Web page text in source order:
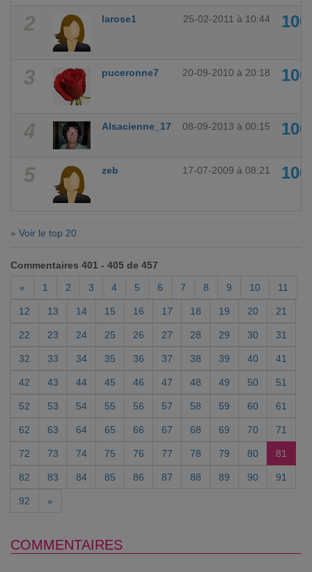
2 larose1 25-02-2011 à 10:44
3 puceronne7 20-09-2010 à 20:18
4 Alsacienne_17 08-09-2013 à 00:15
5 zeb 17-07-2009 à 08:21
» Voir le top 20
Commentaires 401 - 405 de 457
«
1 2 3 4 5 6 7 8 9 10 11
12 13 14 15 16 17 18 19 20 21
22 23 24 25 26 27 28 29 30 31
32 33 34 35 36 37 38 39 40 41
42 43 44 45 46 47 48 49 50 51
52 53 54 55 56 57 58 59 60 61
62 63 64 65 66 67 68 69 70 71
72 73 74 75 76 77 78 79 80 81
82 83 84 85 86 87 88 89 90 91
92 »
COMMENTAIRES